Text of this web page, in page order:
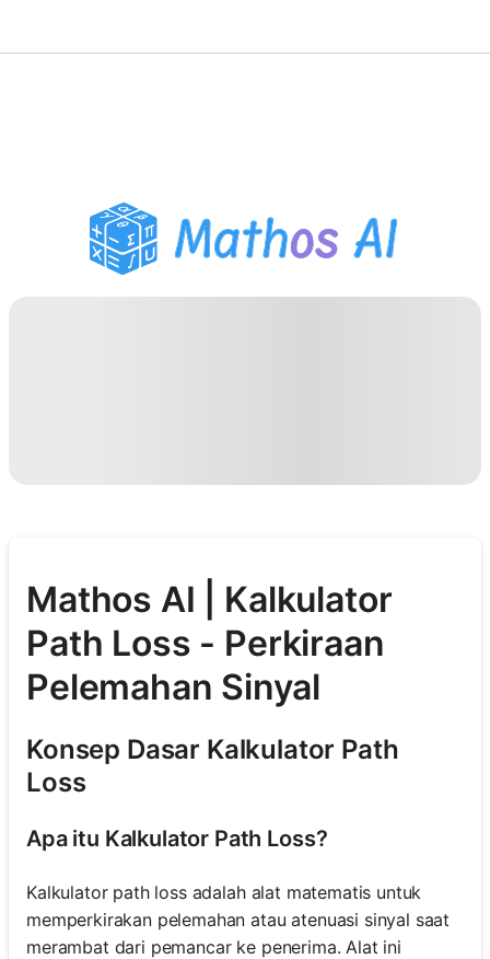
Pembantu PR PDF
Alat Belajar
Mathos AI | Kalkulator
Path Loss - Perkiraan
Pelemahan Sinyal
Konsep Dasar Kalkulator Path
Loss
Apa itu Kalkulator Path Loss?
Kalkulator path loss adalah alat matematis untuk
memperkirakan pelemahan atau atenuasi sinyal saat
merambat dari pemancar ke penerima. Alat ini